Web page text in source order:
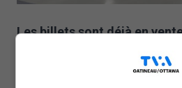
Les billets sont déjà en
amicale du 11 avril entre
de police de la Ville de